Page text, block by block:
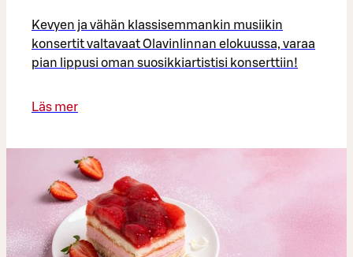
Kevyen ja vähän klassisemmankin musiikin
konsertit valtavaat Olavinlinnan elokuussa, varaa
pian lippusi oman suosikkiartistisi konserttiin!
Läs mer